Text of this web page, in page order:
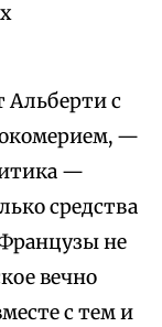
Альберти с
—
—
средства
не
вечно
с тем и